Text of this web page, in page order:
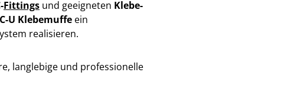
Fittings und geeigneten Klebe-
U Klebemuffe ein
realisieren.
langlebige und professionelle